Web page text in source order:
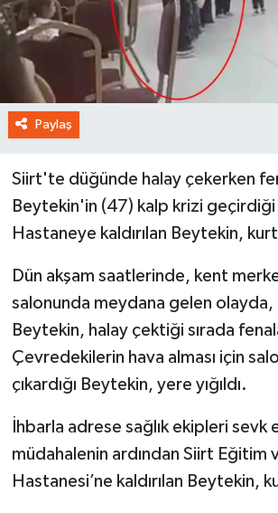
Paylaş
Siirt'te düğünde halay çekerken
Beytekin'in (47) kalp krizi
Hastaneye kaldırılan Beytekin,
Dün akşam saatlerinde, kent
salonunda meydana gelen olayda,
Beytekin, halay çektiği sırada
Çevredekilerin hava alması için
çıkardığı Beytekin, yere yığıldı.
İhbarla adrese sağlık ekipleri sevk
müdahalenin ardından Siirt Eğitim
Hastanesi’ne kaldırılan Beytekin,